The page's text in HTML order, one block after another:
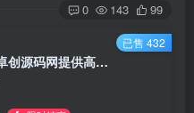
0 143 99
「PHP个人引导页源码下载」- 卓创源码网提供高颜值零基础建站方案
已售 432